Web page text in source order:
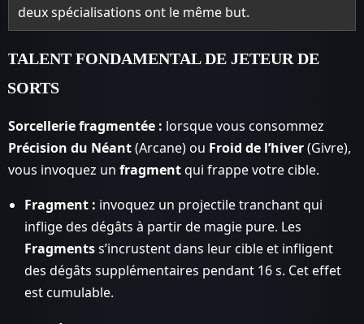
deux spécialisations ont le même but.
TALENT FONDAMENTAL DE JETEUR DE
SORTS
Sorcellerie fragmentée : lorsque vous consommez
Précision du Néant(Arcane) ou Froid de l’hiver(Givre),
vous invoquez un fragmentqui frappe votre cible.
Fragment : invoquez un projectile tranchant qui
inflige des dégâts à partir de magie pure. Les
Fragmentss’incrustent dans leur cible et infligent
des dégâts supplémentaires pendant 16 s. Cet effet
est cumulable.